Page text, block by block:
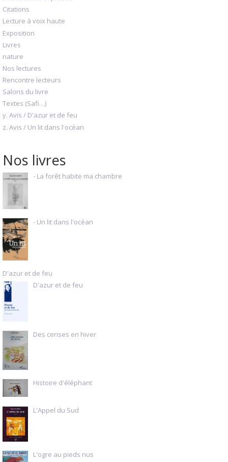
Citations
Lecture à voix haute
Exposition
Livres
nature
Nos lectures
Rencontre lecteurs
Salons du livre
Textes (Safi…)
y. Avis / D'azur et de feu
z. Avis / Un lit dans l'océan
Nos livres
- La forêt habite ma chambre
- Un lit dans l'océan
D'azur et de feu
D'azur et de feu
Des cerises en hiver
Histoire d'éléphant
L'Appel du Sud
L'ogre au pieds nus